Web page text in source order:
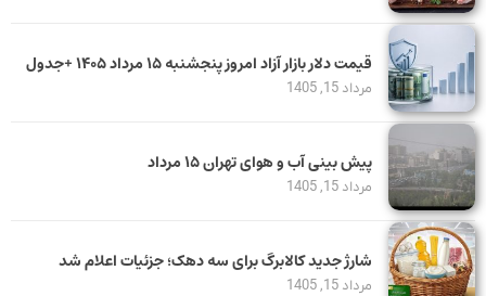
قیمت دلار بازار آزاد امروز پنجشنبه ۱۵ مرداد ۱۴۰۵ +جدول
مرداد 15, 1405
پیش بینی آب و هوای تهران ۱۵ مرداد
مرداد 15, 1405
شارژ جدید کالابرگ برای سه دهک؛ جزئیات اعلام شد
مرداد 15, 1405